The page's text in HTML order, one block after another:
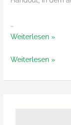
…
22
Stricktipps
Weiterlesen »
22
Weiterlesen »